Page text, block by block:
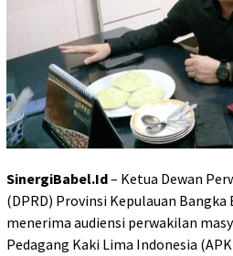
SinergiBabel.Id– Ketua Dewan
(DPRD) Provinsi Kepulauan
menerima audiensi perwakilan
Pedagang Kaki Lima Indonesia